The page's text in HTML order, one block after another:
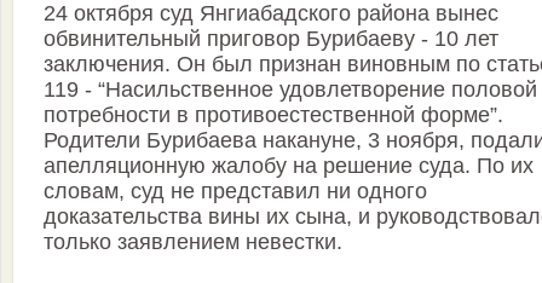
24 октября суд Янгиабадского района вынес
обвинительный приговор Бурибаеву - 10 лет
заключения. Он был признан виновным по
119 - “Насильственное удовлетворение половой
потребности в противоестественной форме”.
Родители Бурибаева накануне, 3 ноября,
апелляционную жалобу на решение суда. По их
словам, суд не представил ни одного
доказательства вины их сына, и
только заявлением невестки.